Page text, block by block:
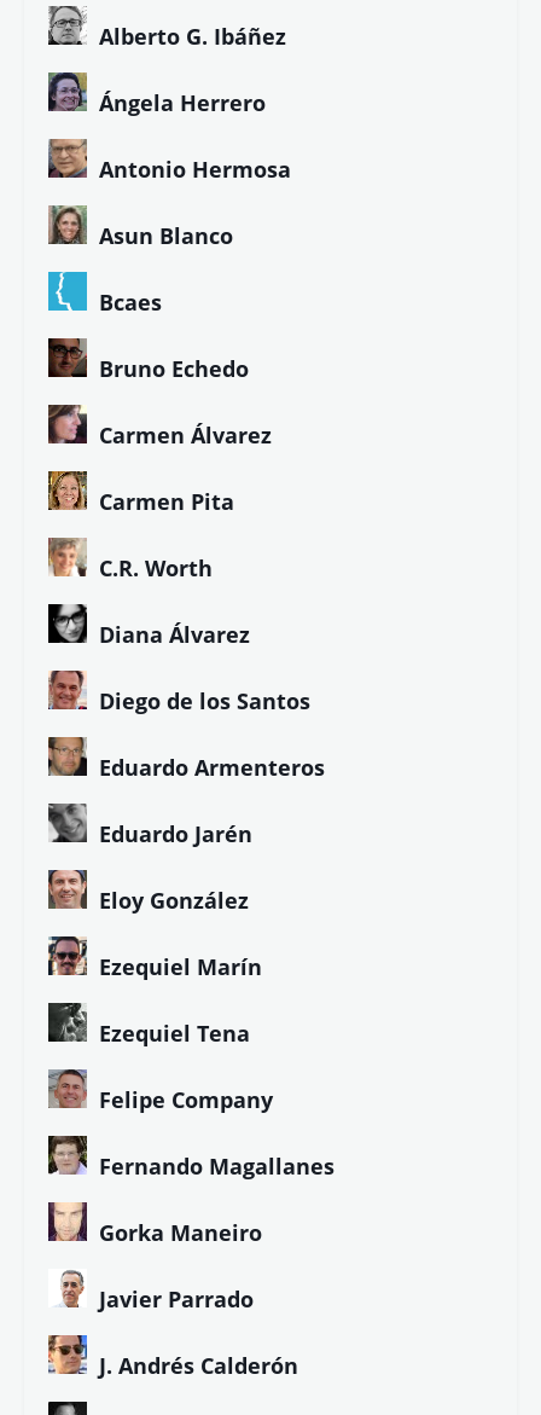
Alberto G. Ibáñez
Ángela Herrero
Antonio Hermosa
Asun Blanco
Bcaes
Bruno Echedo
Carmen Álvarez
Carmen Pita
C.R. Worth
Diana Álvarez
Diego de los Santos
Eduardo Armenteros
Eduardo Jarén
Eloy González
Ezequiel Marín
Ezequiel Tena
Felipe Company
Fernando Magallanes
Gorka Maneiro
Javier Parrado
J. Andrés Calderón